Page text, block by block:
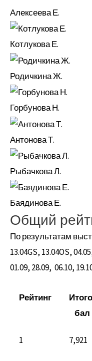
Алексеева Е.
Котлукова Е.
Родичкина Ж.
Горбунова Н.
Антонова Т.
Рыбачкова Л.
Баядинова Е.
Общий
По результатам
13.04GS, 13.04OS,
01.09, 28.09, 06.10,
Рейтинг
бал
1 7,921